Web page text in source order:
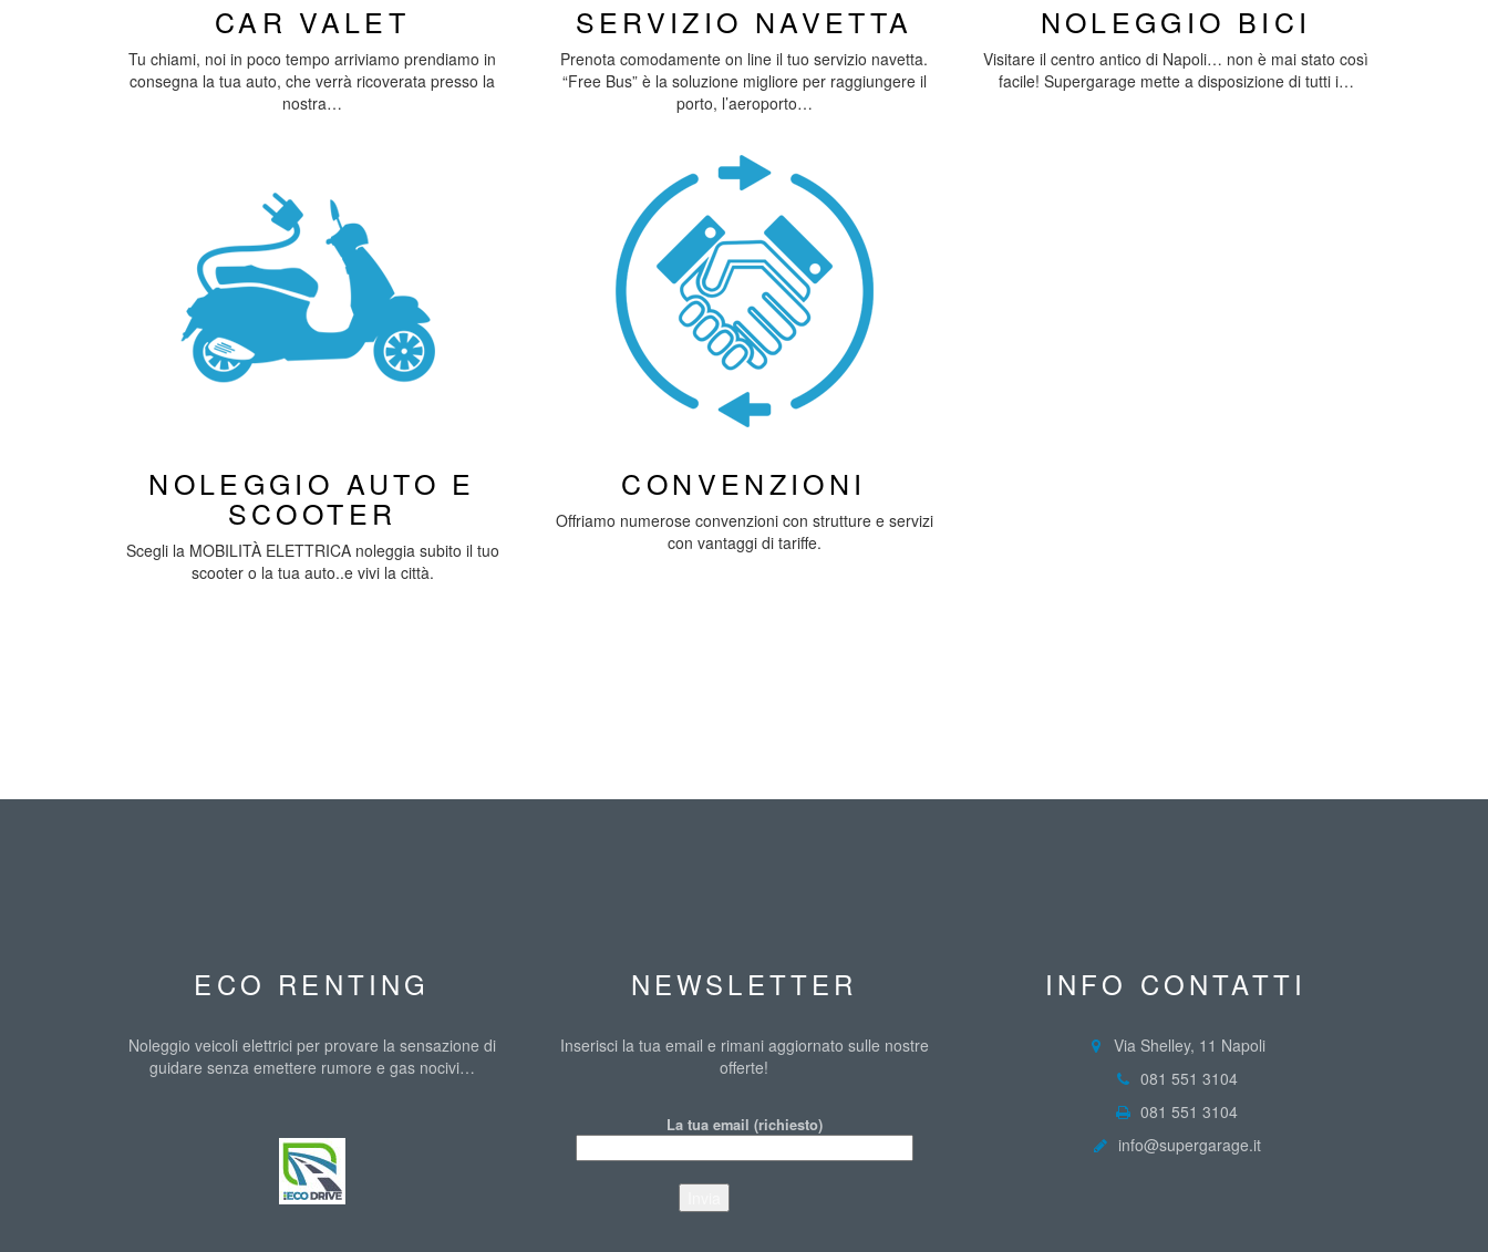
CAR VALET
Tu chiami, noi in poco tempo arriviamo prendiamo in
consegna la tua auto, che verrà ricoverata presso la
nostra…
SERVIZIO NAVETTA
Prenota comodamente on line il tuo servizio navetta.
“Free Bus” è la soluzione migliore per raggiungere il
porto, l’aeroporto…
NOLEGGIO BICI
Visitare il centro antico di Napoli… non è mai stato così
facile! Supergarage mette a disposizione di tutti i…
NOLEGGIO AUTO E
SCOOTER
Scegli la MOBILITÀ ELETTRICA noleggia subito il tuo
scooter o la tua auto..e vivi la città.
CONVENZIONI
Offriamo numerose convenzioni con strutture e servizi
con vantaggi di tariffe.
ECO RENTING
Noleggio veicoli elettrici per provare la sensazione di
guidare senza emettere rumore e gas nocivi…
NEWSLETTER
Inserisci la tua email e rimani aggiornato sulle nostre
offerte!
La tua email (richiesto)
INFO CONTATTI
Via Shelley, 11 Napoli
081 551 3104
081 551 3104
info@supergarage.it